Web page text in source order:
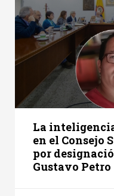
La
en el Consejo
por
Gustavo Petro